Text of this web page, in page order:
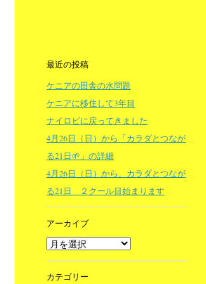
最近の投稿
ケニアの田舎の水問題
ケニアに移住して3年目
ナイロビに戻ってきました
4月26日（日）から「カラダとつなが
る21日🌱」の詳細
4月26日（日）から、カラダとつなが
る21日 ２クール目始まります
アーカイブ
カテゴリー